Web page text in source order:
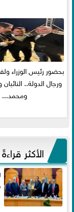
بحضور رئيس الوزراء
ورجال الدولة..
ومحمد...
الأكثر قراءةً